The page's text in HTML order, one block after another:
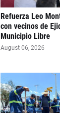
Refuerza Leo
con vecinos de
Municipio Libre
August 06, 2026